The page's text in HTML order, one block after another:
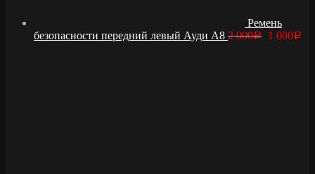
Ремень
безопасности передний левый Ауди А8 2 000Р 1 000Р